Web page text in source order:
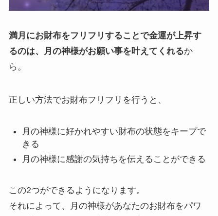
満月にお財布をフリフリすることで金運が上昇す
るのは、月の神様がお願い事を叶えてくれるか
ら。
正しい方法でお財布フリフリを行うと、
月の神様に好かれやすい財布の状態をキープで
きる
月の神様に感謝の気持ちを伝えることができる
この2つができるようになります。
それによって、月の神様があなたのお財布をパワ